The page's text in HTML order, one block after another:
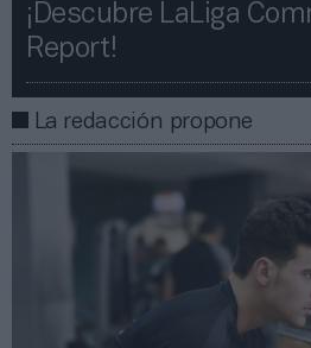
¡Descubre LaLiga
Report!​​
La redacción propone